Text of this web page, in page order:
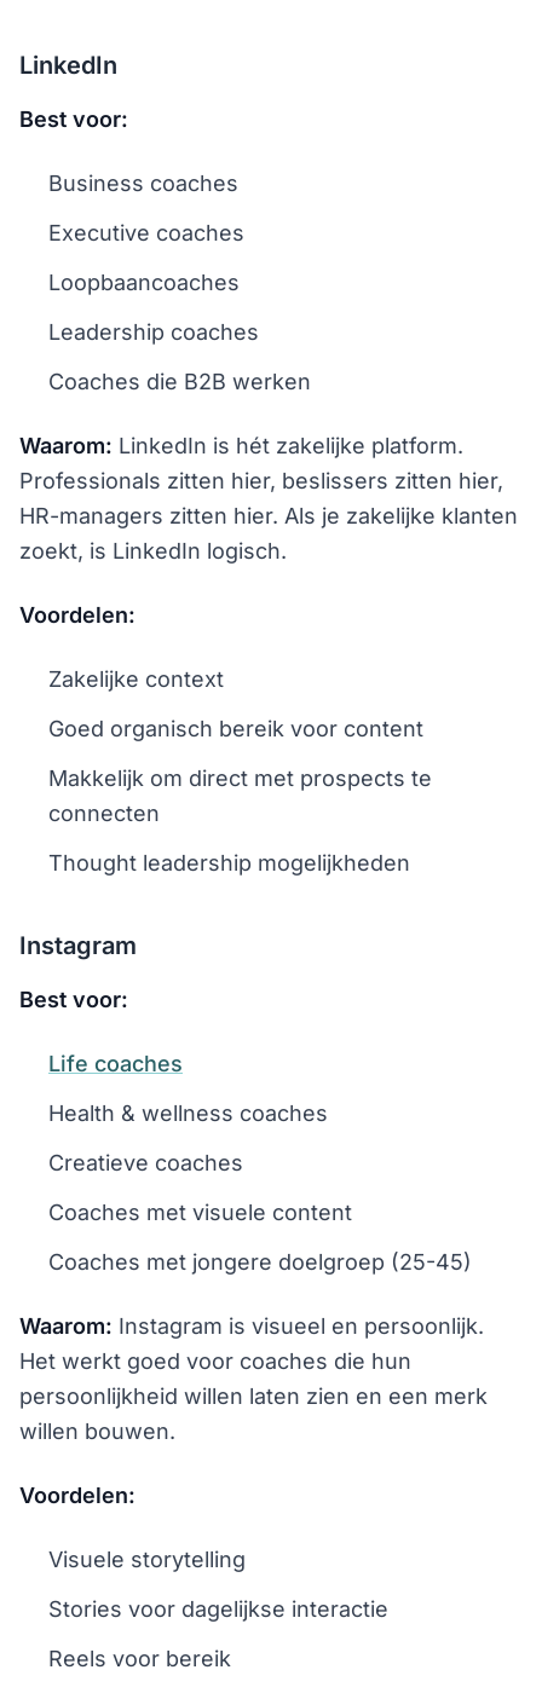
LinkedIn
Best voor:
Business coaches
Executive coaches
Loopbaancoaches
Leadership coaches
Coaches die B2B werken
Waarom: LinkedIn is hét zakelijke platform.
Professionals zitten hier, beslissers zitten hier,
HR-managers zitten hier. Als je zakelijke klanten
zoekt, is LinkedIn logisch.
Voordelen:
Zakelijke context
Goed organisch bereik voor content
Makkelijk om direct met prospects te
connecten
Thought leadership mogelijkheden
Instagram
Best voor:
Life coaches
Health & wellness coaches
Creatieve coaches
Coaches met visuele content
Coaches met jongere doelgroep (25-45)
Waarom: Instagram is visueel en persoonlijk.
Het werkt goed voor coaches die hun
persoonlijkheid willen laten zien en een merk
willen bouwen.
Voordelen:
Visuele storytelling
Stories voor dagelijkse interactie
Reels voor bereik